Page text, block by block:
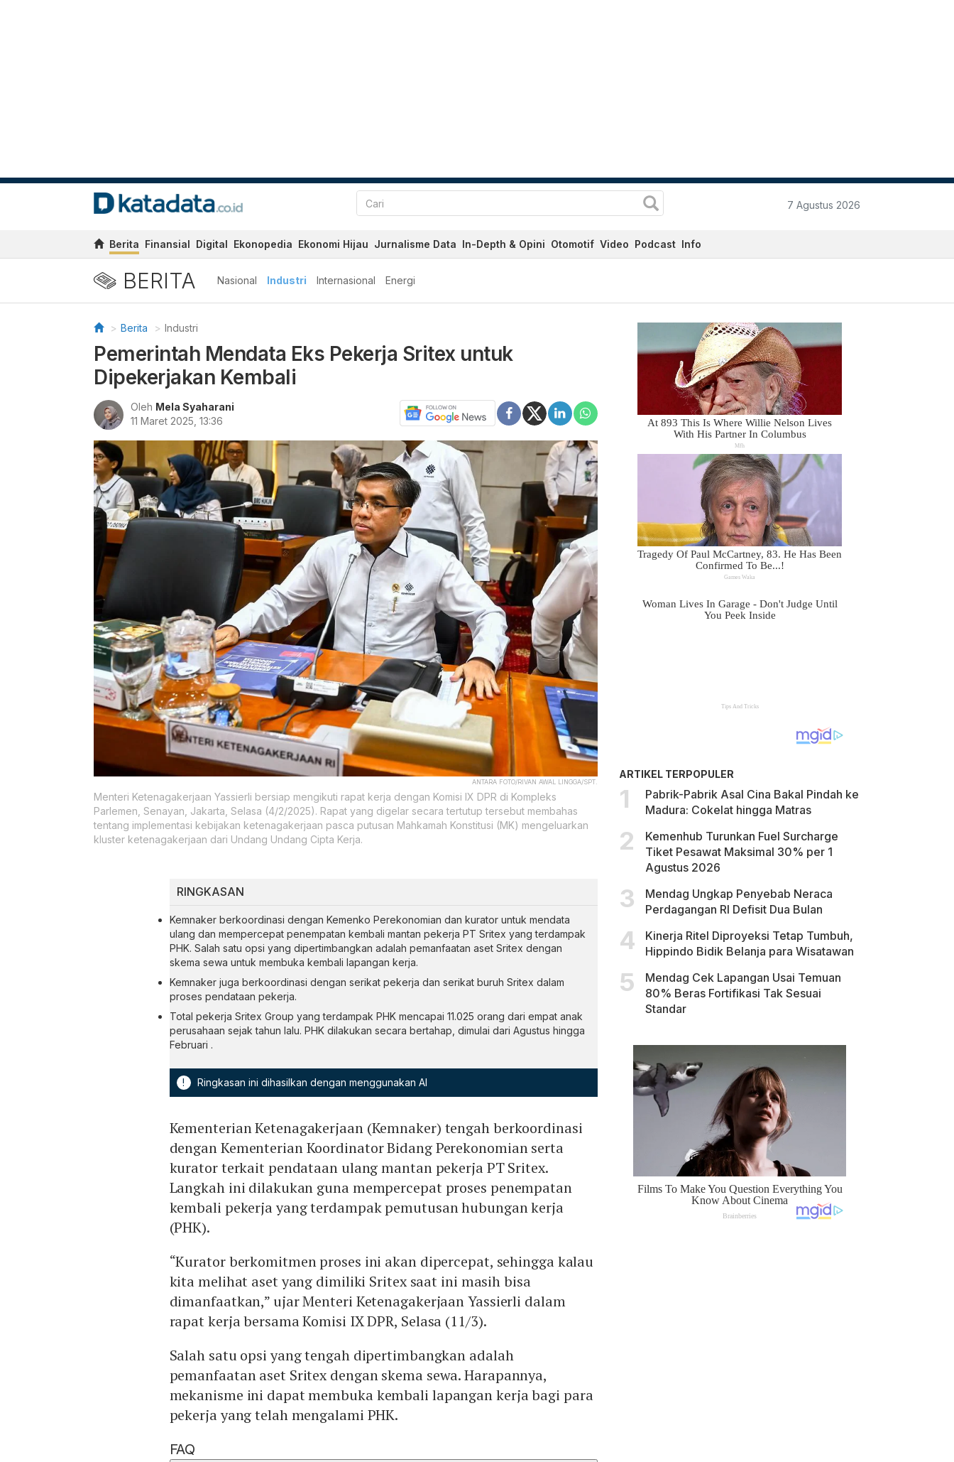
7 Agustus 2026
Berita Finansial Digital Ekonopedia Ekonomi Hijau Jurnalisme Data In-Depth & Opini Otomotif Video Podcast Info
BERITA Nasional Industri Internasional Energi
Berita Industri
Pemerintah Mendata Eks Pekerja Sritex untuk
Dipekerjakan Kembali
Oleh Mela Syaharani
11 Maret 2025, 13:36
ANTARA FOTO/RIVAN AWAL LINGGA/SPT.
Menteri Ketenagakerjaan Yassierli bersiap mengikuti rapat kerja dengan Komisi IX DPR di Kompleks
Parlemen, Senayan, Jakarta, Selasa (4/2/2025). Rapat yang digelar secara tertutup tersebut membahas
tentang implementasi kebijakan ketenagakerjaan pasca putusan Mahkamah Konstitusi (MK) mengeluarkan
kluster ketenagakerjaan dari Undang Undang Cipta Kerja.
RINGKASAN
Kemnaker berkoordinasi dengan Kemenko Perekonomian dan kurator untuk mendata
ulang dan mempercepat penempatan kembali mantan pekerja PT Sritex yang terdampak
PHK. Salah satu opsi yang dipertimbangkan adalah pemanfaatan aset Sritex dengan
skema sewa untuk membuka kembali lapangan kerja.
Kemnaker juga berkoordinasi dengan serikat pekerja dan serikat buruh Sritex dalam
proses pendataan pekerja.
Total pekerja Sritex Group yang terdampak PHK mencapai 11.025 orang dari empat anak
perusahaan sejak tahun lalu. PHK dilakukan secara bertahap, dimulai dari Agustus hingga
Februari .
! Ringkasan ini dihasilkan dengan menggunakan AI
Kementerian Ketenagakerjaan (Kemnaker) tengah berkoordinasi
dengan Kementerian Koordinator Bidang Perekonomian serta
kurator terkait pendataan ulang mantan pekerja PT Sritex.
Langkah ini dilakukan guna mempercepat proses penempatan
kembali pekerja yang terdampak pemutusan hubungan kerja
(PHK).
“Kurator berkomitmen proses ini akan dipercepat, sehingga kalau
kita melihat aset yang dimiliki Sritex saat ini masih bisa
dimanfaatkan,” ujar Menteri Ketenagakerjaan Yassierli dalam
rapat kerja bersama Komisi IX DPR, Selasa (11/3).
Salah satu opsi yang tengah dipertimbangkan adalah
pemanfaatan aset Sritex dengan skema sewa. Harapannya,
mekanisme ini dapat membuka kembali lapangan kerja bagi para
pekerja yang telah mengalami PHK.
FAQ
ARTIKEL TERPOPULER
Pabrik-Pabrik Asal Cina Bakal Pindah ke
Madura: Cokelat hingga Matras
Kemenhub Turunkan Fuel Surcharge
Tiket Pesawat Maksimal 30% per 1
Agustus 2026
Mendag Ungkap Penyebab Neraca
Perdagangan RI Defisit Dua Bulan
Kinerja Ritel Diproyeksi Tetap Tumbuh,
Hippindo Bidik Belanja para Wisatawan
Mendag Cek Lapangan Usai Temuan
80% Beras Fortifikasi Tak Sesuai
Standar